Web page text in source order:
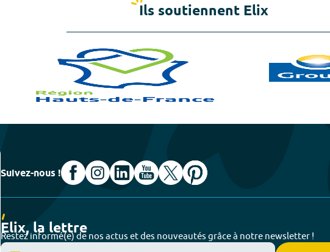
Ils soutiennent Elix
Suivez-nous !
Elix, la lettre
Restez informé(e) de nos actus et des nouveautés grâce à notre newsletter !